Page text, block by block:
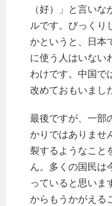
（好）」と言い
ルです。びっくり
かというと、日本
に使う人はいない
わけです。中国で
改めておもいまし
最後ですが、一部
かりではありませ
裂するようなこと
ん。多くの国民は
っていると思いま
からもうかがえる